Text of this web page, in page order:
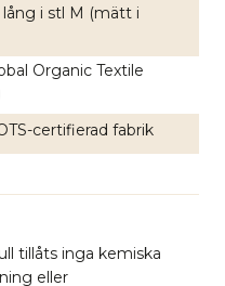
i stl M (mätt i
Organic Textile
certifierad fabrik
tillåts inga kemiska
eller